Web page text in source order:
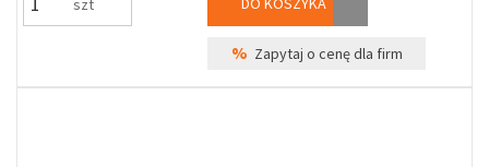
szt
% Zapytaj o cenę dla firm